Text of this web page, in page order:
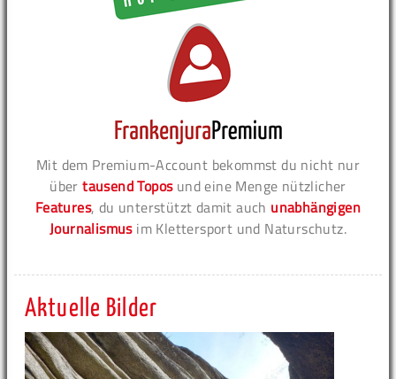
Mit dem Premium-Account bekommst du nicht nur
übertausend Toposund eine Menge nützlicher
Features, du unterstützt damit auch unabhängigen
Journalismusim Klettersport und Naturschutz.
Aktuelle Bilder